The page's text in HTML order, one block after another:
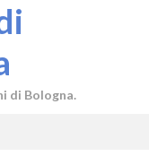
di Bologna.